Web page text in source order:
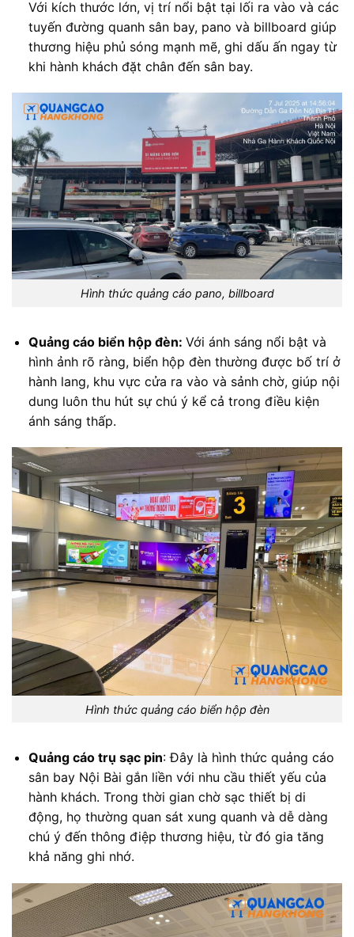
Với kích thước lớn, vị trí nổi bật tại lối ra vào và các
tuyến đường quanh sân bay, pano và billboard giúp
thương hiệu phủ sóng mạnh mẽ, ghi dấu ấn ngay từ
khi hành khách đặt chân đến sân bay.
Hình thức quảng cáo pano, billboard
Quảng cáo biển hộp đèn: Với ánh sáng nổi bật và
hình ảnh rõ ràng, biển hộp đèn thường được bố trí ở
hành lang, khu vực cửa ra vào và sảnh chờ, giúp nội
dung luôn thu hút sự chú ý kể cả trong điều kiện
ánh sáng thấp.
Hình thức quảng cáo biển hộp đèn
Quảng cáo trụ sạc pin: Đây là hình thức quảng cáo
sân bay Nội Bài gắn liền với nhu cầu thiết yếu của
hành khách. Trong thời gian chờ sạc thiết bị di
động, họ thường quan sát xung quanh và dễ dàng
chú ý đến thông điệp thương hiệu, từ đó gia tăng
khả năng ghi nhớ.